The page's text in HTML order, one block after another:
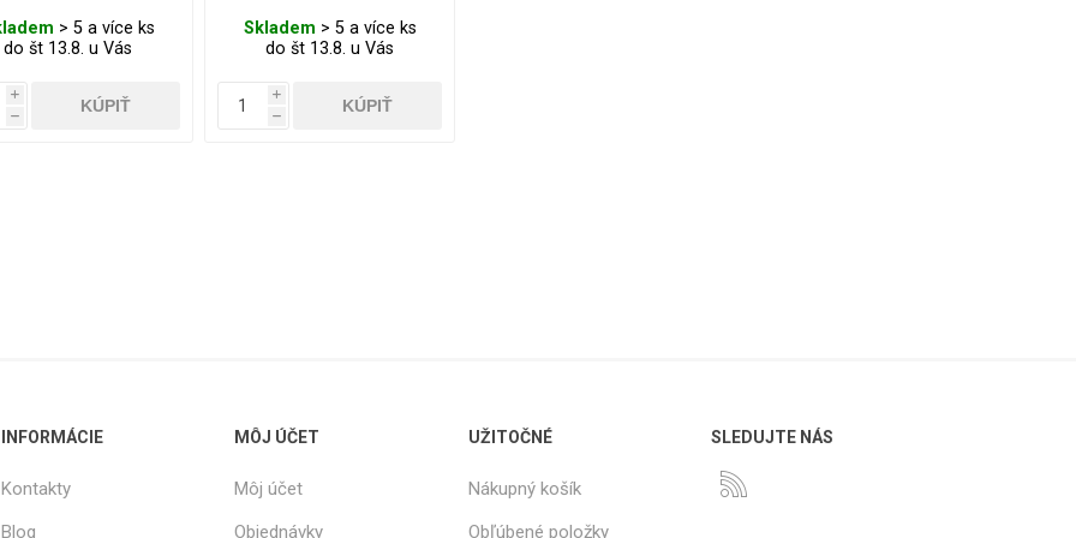
> 5 a více ks
do št 13.8. u Vás
i
h
Skladem > 5 a více ks
do št 13.8. u Vás
i
h
INFORMÁCIE
Kontakty
Blog
MÔJ ÚČET
Môj účet
Objednávky
UŽITOČNÉ
Nákupný košík
Obľúbené položky
SLEDUJTE NÁS